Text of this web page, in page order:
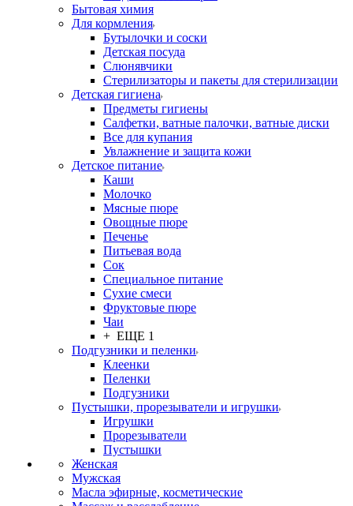
Бытовая химия
Для кормления
Бутылочки и соски
Детская посуда
Слюнявчики
Стерилизаторы и пакеты для стерилизации
Детская гигиена
Предметы гигиены
Салфетки, ватные палочки, ватные диски
Все для купания
Увлажнение и защита кожи
Детское питание
Каши
Молочко
Мясные пюре
Овощные пюре
Печенье
Питьевая вода
Сок
Специальное питание
Сухие смеси
Фруктовые пюре
Чаи
+ ЕЩЕ 1
Подгузники и пеленки
Клеенки
Пеленки
Подгузники
Пустышки, прорезыватели и игрушки
Игрушки
Прорезыватели
Пустышки
Женская
Мужская
Масла эфирные, косметические